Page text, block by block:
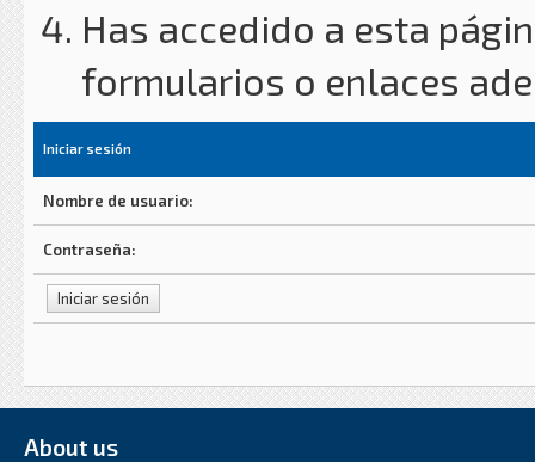
Has accedido a esta
formularios o enlaces
Iniciar sesión
Nombre de usuario:
Contraseña:
About us